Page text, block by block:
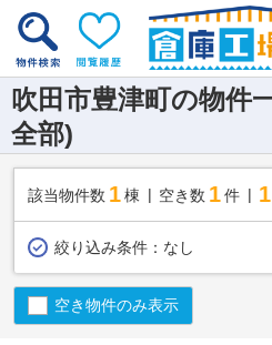
吹田市豊津町の物件
全部)
該当物件数 1棟 空き数 1 件
絞り込み条件： なし
空き物件のみ表示